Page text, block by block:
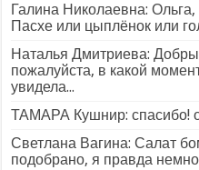
Галина Николаевна: Ольга,
Пасхе или цыплёнок или
Наталья Дмитриева:
пожалуйста, в какой
увидела...
ТАМАРА Кушнир: спасибо!
Светлана Вагина: Салат
подобрано, я правда